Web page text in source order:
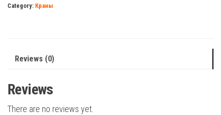
бабочка
quantity
Category: Краны
Reviews (0)
Reviews
There are no reviews yet.